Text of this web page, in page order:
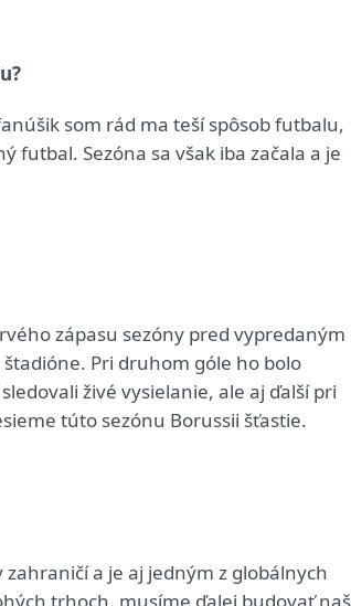
som rád ma teší spôsob futbalu,
futbal. Sezóna sa však iba začala a je
zápasu sezóny pred vypredaným
Pri druhom góle ho bolo
živé vysielanie, ale aj ďalší pri
túto sezónu Borussii šťastie.
zahraničí a je aj jedným z globálnych